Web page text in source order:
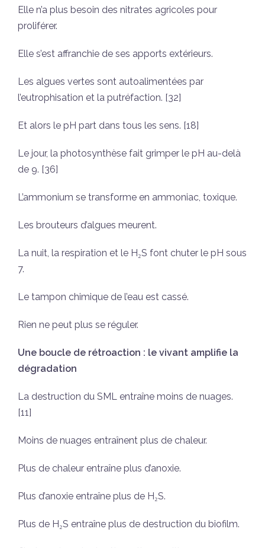
Elle n’a plus besoin des nitrates agricoles pour
proliférer.
Elle s’est affranchie de ses apports extérieurs.
Les algues vertes sont autoalimentées par
l’eutrophisation et la putréfaction. [32]
Et alors le pH part dans tous les sens. [18]
Le jour, la photosynthèse fait grimper le pH au-delà
de 9. [36]
L’ammonium se transforme en ammoniac, toxique.
Les brouteurs d’algues meurent.
La nuit, la respiration et le H₂S font chuter le pH sous
7.
Le tampon chimique de l’eau est cassé.
Rien ne peut plus se réguler.
Une boucle de rétroaction : le vivant amplifie la
dégradation
La destruction du SML entraîne moins de nuages.
[11]
Moins de nuages entraînent plus de chaleur.
Plus de chaleur entraîne plus d’anoxie.
Plus d’anoxie entraîne plus de H₂S.
Plus de H₂S entraîne plus de destruction du biofilm.